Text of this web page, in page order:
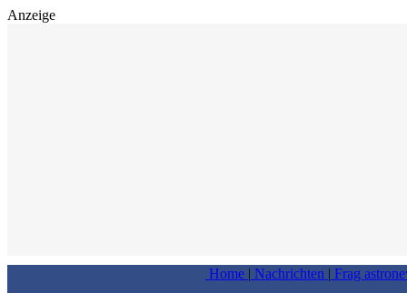
Anzeige
Home | Nachrichten | Frag